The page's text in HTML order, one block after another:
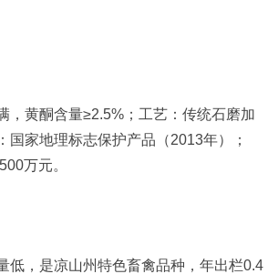
，黄酮含量≥2.5%；工艺：传统石磨加
国家地理标志保护产品（2013年）；
万元。
低，是凉山州特色畜禽品种，年出栏0.4